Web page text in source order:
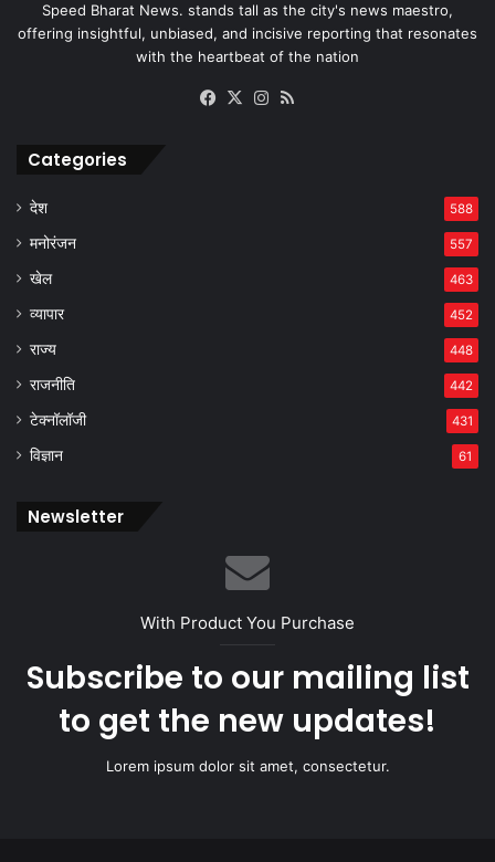
Speed Bharat News. stands tall as the city's news maestro,
offering insightful, unbiased, and incisive reporting that resonates
with the heartbeat of the nation
Facebook
X Instagram
Categories
देश 588
मनोरंजन 557
खेल 463
व्यापार 452
राज्य 448
राजनीति 442
टेक्नॉलॉजी 431
विज्ञान 61
Newsletter
With Product You Purchase
Subscribe to our mailing list
to get the new updates!
Lorem ipsum dolor sit amet, consectetur.